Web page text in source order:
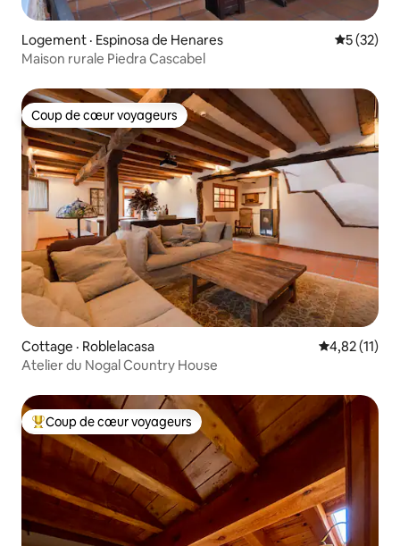
Logement · Espinosa de Henares Note
5 (32)
Maison rurale Piedra Cascabel
Coup de cœur voyageurs
Coup de cœur voyageurs
Cottage · Roblelacasa Note
4,82 (11)
Atelier du Nogal Country House
Coup de cœur voyageurs parmi les plus aimés
Coup de cœur voyageurs